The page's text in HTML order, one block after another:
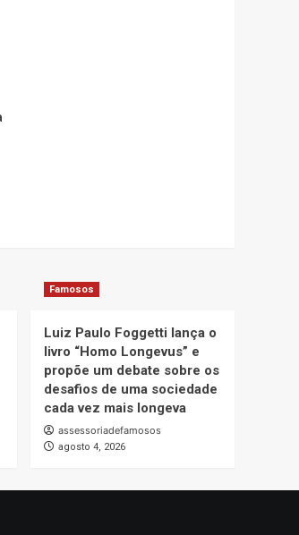
Famosos
Luiz Paulo Foggetti lança o
livro “Homo Longevus” e
propõe um debate sobre os
desafios de uma sociedade
cada vez mais longeva
assessoriadefamosos
agosto 4, 2026